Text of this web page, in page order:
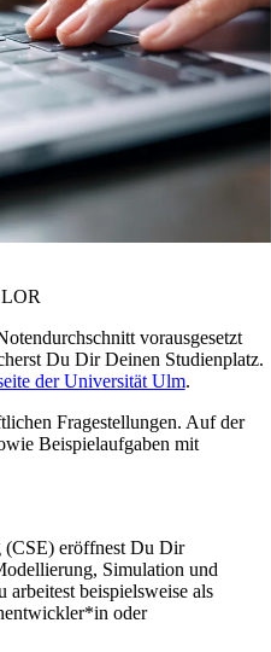
vorausgesetzt
Du Dir Deinen Studienplatz.
der Universität Ulm.
Fragestellungen. Auf der
Beispielaufgaben mit
(CSE) eröffnest Du Dir
Simulation und
beispielsweise als
oder